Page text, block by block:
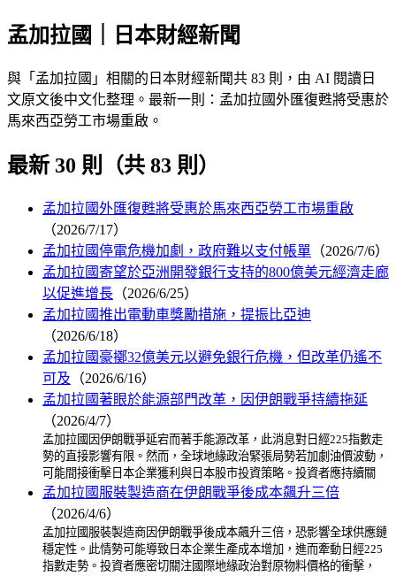
孟加拉國｜日本財經新聞
與「孟加拉國」相關的日本財經新聞共 83 則，由 AI 閱讀日
文原文後中文化整理。最新一則：孟加拉國外匯復甦將受惠於
馬來西亞勞工市場重啟。
最新 30 則（共 83 則）
孟加拉國外匯復甦將受惠於馬來西亞勞工市場重啟
（2026/7/17）
孟加拉國停電危機加劇，政府難以支付帳單 （2026/7/6）
孟加拉國寄望於亞洲開發銀行支持的800億美元經濟走廊
以促進增長 （2026/6/25）
孟加拉國推出電動車獎勵措施，提振比亞迪
（2026/6/18）
孟加拉國豪擲32億美元以避免銀行危機，但改革仍遙不
可及 （2026/6/16）
孟加拉國著眼於能源部門改革，因伊朗戰爭持續拖延
（2026/4/7）
孟加拉國因伊朗戰爭延宕而著手能源改革，此消息對日經225指數走
勢的直接影響有限。然而，全球地緣政治緊張局勢若加劇油價波動，
可能間接衝擊日本企業獲利與日本股市投資策略。投資者應持續關
孟加拉國服裝製造商在伊朗戰爭後成本飆升三倍
（2026/4/6）
孟加拉國服裝製造商因伊朗戰爭後成本飆升三倍，恐影響全球供應鏈
穩定性。此情勢可能導致日本企業生產成本增加，進而牽動日經225
指數走勢。投資者應密切關注國際地緣政治對原物料價格的衝擊，